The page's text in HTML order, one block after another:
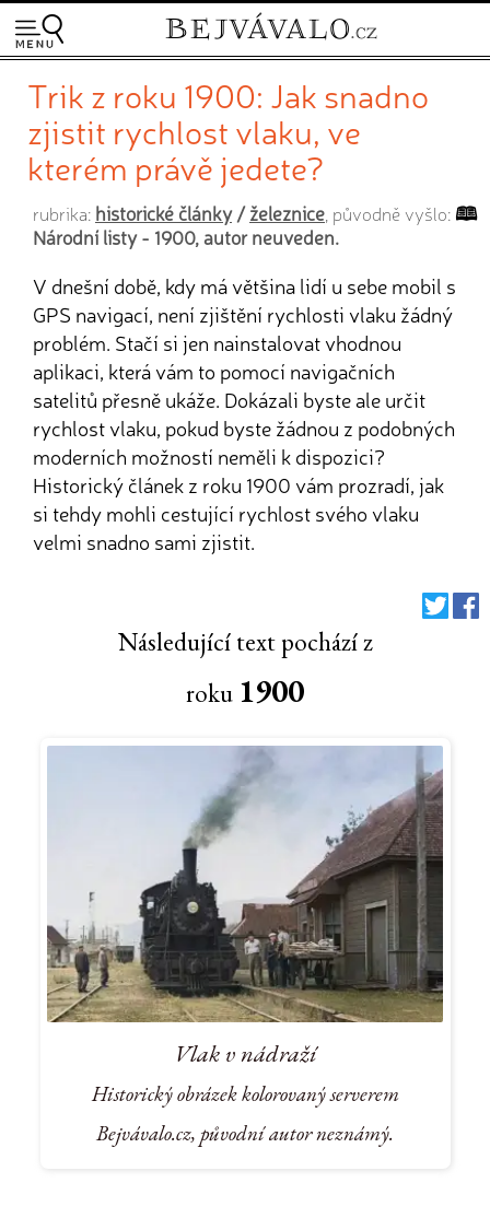
Trik z roku 1900: Jak snadno
zjistit rychlost vlaku, ve
kterém právě jedete?
rubrika: historické články/železnice , původně vyšlo:
Národní listy - 1900, autor neuveden.
V dnešní době, kdy má většina lidí u sebe mobil s
GPS navigací, není zjištění rychlosti vlaku žádný
problém. Stačí si jen nainstalovat vhodnou
aplikaci, která vám to pomocí navigačních
satelitů přesně ukáže. Dokázali byste ale určit
rychlost vlaku, pokud byste žádnou z podobných
moderních možností neměli k dispozici?
Historický článek z roku 1900 vám prozradí, jak
si tehdy mohli cestující rychlost svého vlaku
velmi snadno sami zjistit.
Následující text pochází z
roku 1900
Vlak v nádraží
Historický obrázek kolorovaný serverem
Bejvávalo.cz, původní autor neznámý.